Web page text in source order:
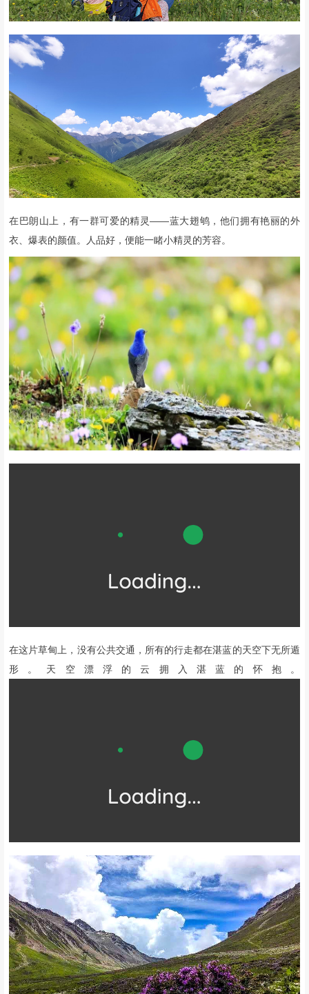
在巴朗山上，有一群可爱的精灵——蓝大翅鸲，他们拥有艳丽的外
衣、爆表的颜值。人品好，便能一睹小精灵的芳容。
在这片草甸上，没有公共交通，所有的行走都在湛蓝的天空下无所遁
形。天空漂浮的云拥入湛蓝的怀抱。